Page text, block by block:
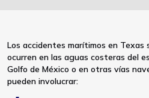
Los accidentes marítimos en Texas
ocurren en las aguas costeras del
Golfo de México o en otras vías
pueden involucrar: